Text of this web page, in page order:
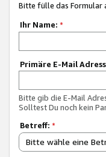
Bitte fülle das Formular
Ihr Name: *
Primäre E-Mail
Bitte gib die E-Mail
Solltest Du noch kein
Betreff: *
Bitte wähle eine